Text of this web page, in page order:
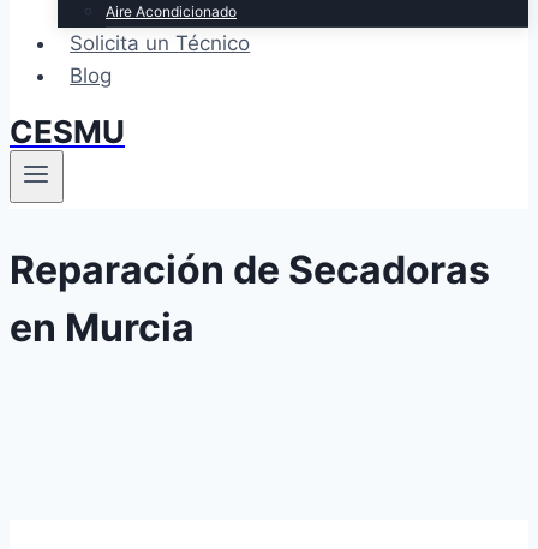
Aire Acondicionado
Solicita un Técnico
Blog
CESMU
Reparación de Secadoras
en Murcia